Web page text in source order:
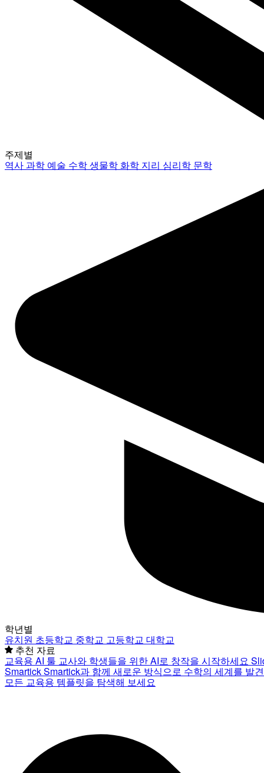
주제별
역사과학 예술 수학생물학 화학 지리 심리학 문학
학년별
유치원 초등학교 중학교 고등학교 대학교
추천 자료
교육용 AI 툴 교사와 학생들을 위한 AI로 창작을 시작하세요
SmartickSmartick과 함께 새로운 방식으로 수학의 세계를 발
모든 교육용 템플릿을 탐색해 보세요